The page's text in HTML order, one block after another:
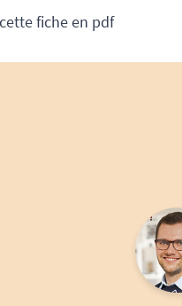
fiche en pdf